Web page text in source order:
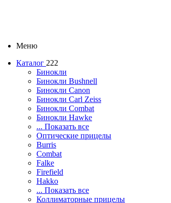
Меню
Каталог 222
Бинокли
Бинокли Bushnell
Бинокли Canon
Бинокли Carl Zeiss
Бинокли Combat
Бинокли Hawke
... Показать все
Оптические прицелы
Burris
Combat
Falke
Firefield
Hakko
... Показать все
Коллиматорные прицелы